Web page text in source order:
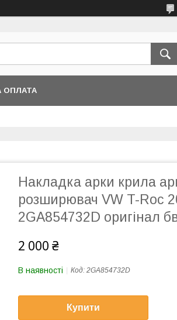
ОПЛАТА
Накладка арки крила
розширювач VW T-Roc
2GA854732D оригінал
2 000 ₴
В наявності Код: 2GA854732D
Купити